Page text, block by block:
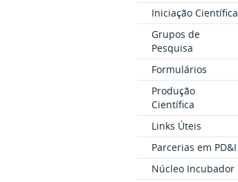
Iniciação Científica
Grupos de
Pesquisa
Formulários
Produção
Científica
Links Úteis
Parcerias em PD&I
Núcleo Incubador